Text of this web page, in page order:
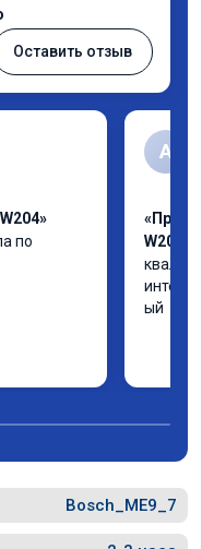
Оставить отзыв
по
А
W205»
ый
Bosch_ME9_7